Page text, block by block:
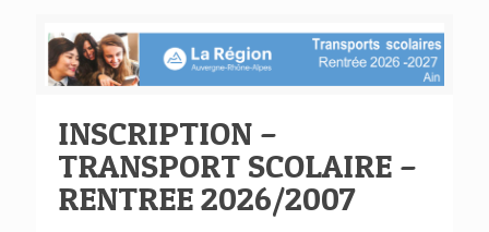
INSCRIPTION –
TRANSPORT SCOLAIRE –
RENTREE 2026/2007